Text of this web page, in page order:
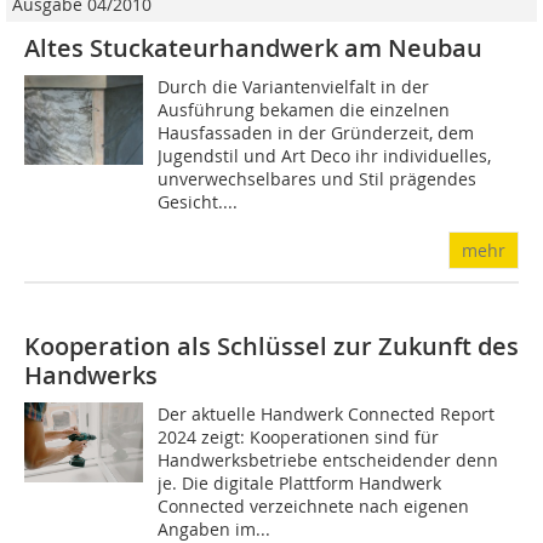
Ausgabe 04/2010
Altes Stuckateurhandwerk am Neubau
Durch die Variantenvielfalt in der
Ausführung bekamen die einzelnen
Hausfassaden in der Gründerzeit, dem
Jugendstil und Art Deco ihr individuelles,
unverwechselbares und Stil prägendes
Gesicht....
mehr
Kooperation als Schlüssel zur Zukunft des
Handwerks
Der aktuelle Handwerk Connected Report
2024 zeigt: Kooperationen sind für
Handwerksbetriebe entscheidender denn
je. Die digitale Plattform Handwerk
Connected verzeichnete nach eigenen
Angaben im...